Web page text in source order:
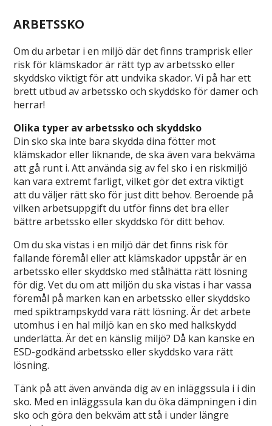
ARBETSSKO
Om du arbetar i en miljö där det finns tramprisk eller
risk för klämskador är rätt typ av arbetssko eller
skyddsko viktigt för att undvika skador. Vi på har ett
brett utbud av arbetssko och skyddsko för damer och
herrar!
Olika typer av arbetssko och skyddsko
Din sko ska inte bara skydda dina fötter mot
klämskador eller liknande, de ska även vara bekväma
att gå runt i. Att använda sig av fel sko i en riskmiljö
kan vara extremt farligt, vilket gör det extra viktigt
att du väljer rätt sko för just ditt behov. Beroende på
vilken arbetsuppgift du utför finns det bra eller
bättre arbetssko eller skyddsko för ditt behov.
Om du ska vistas i en miljö där det finns risk för
fallande föremål eller att klämskador uppstår är en
arbetssko eller skyddsko med stålhätta rätt lösning
för dig. Vet du om att miljön du ska vistas i har vassa
föremål på marken kan en arbetssko eller skyddsko
med spiktrampskydd vara rätt lösning. Är det arbete
utomhus i en hal miljö kan en sko med halkskydd
underlätta. Är det en känslig miljö? Då kan kanske en
ESD-godkänd arbetssko eller skyddsko vara rätt
lösning.
Tänk på att även använda dig av en inläggssula i i din
sko. Med en inläggssula kan du öka dämpningen i din
sko och göra den bekväm att stå i under längre